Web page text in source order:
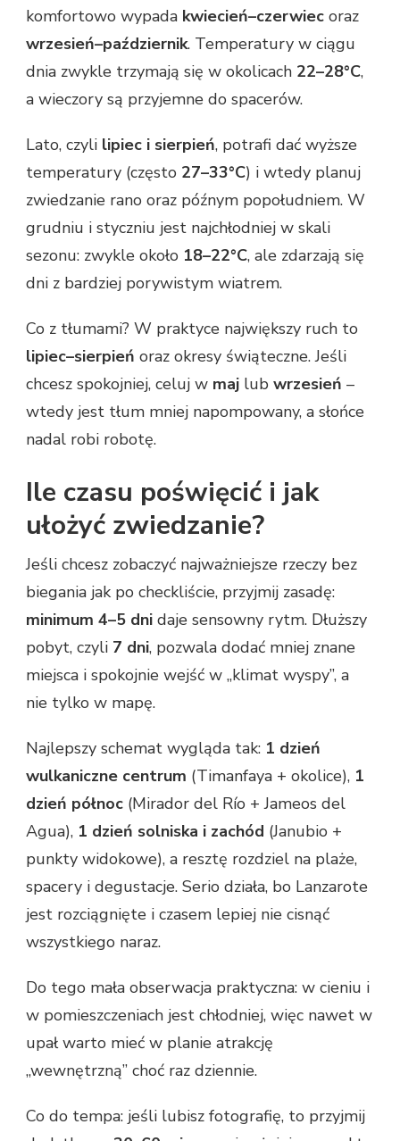
komfortowo wypada kwiecień–czerwiec oraz
wrzesień–październik. Temperatury w ciągu
dnia zwykle trzymają się w okolicach 22–28°C,
a wieczory są przyjemne do spacerów.
Lato, czyli lipiec i sierpień, potrafi dać wyższe
temperatury (często 27–33°C) i wtedy planuj
zwiedzanie rano oraz późnym popołudniem. W
grudniu i styczniu jest najchłodniej w skali
sezonu: zwykle około 18–22°C, ale zdarzają się
dni z bardziej porywistym wiatrem.
Co z tłumami? W praktyce największy ruch to
lipiec–sierpień oraz okresy świąteczne. Jeśli
chcesz spokojniej, celuj w maj lub wrzesień –
wtedy jest tłum mniej napompowany, a słońce
nadal robi robotę.
Ile czasu poświęcić i jak
ułożyć zwiedzanie?
Jeśli chcesz zobaczyć najważniejsze rzeczy bez
biegania jak po checkliście, przyjmij zasadę:
minimum 4–5 dni daje sensowny rytm. Dłuższy
pobyt, czyli 7 dni, pozwala dodać mniej znane
miejsca i spokojnie wejść w „klimat wyspy”, a
nie tylko w mapę.
Najlepszy schemat wygląda tak: 1 dzień
wulkaniczne centrum (Timanfaya + okolice), 1
dzień północ (Mirador del Río + Jameos del
Agua), 1 dzień solniska i zachód (Janubio +
punkty widokowe), a resztę rozdziel na plaże,
spacery i degustacje. Serio działa, bo Lanzarote
jest rozciągnięte i czasem lepiej nie cisnąć
wszystkiego naraz.
Do tego mała obserwacja praktyczna: w cieniu i
w pomieszczeniach jest chłodniej, więc nawet w
upał warto mieć w planie atrakcję
„wewnętrzną” choć raz dziennie.
Co do tempa: jeśli lubisz fotografię, to przyjmij